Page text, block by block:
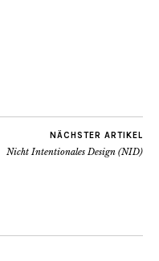
NÄCHSTER ARTIKEL
Nicht Intentionales Design (NID)